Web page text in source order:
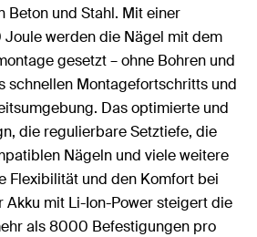
Beton und Stahl. Mit einer
Joule werden die Nägel mit dem
gesetzt – ohne Bohren und
schnellen Montagefortschritts und
Das optimierte und
die regulierbare Setztiefe, die
Nägeln und viele weitere
Flexibilität und den Komfort bei
Akku mit Li-Ion-Power steigert die
als 8000 Befestigungen pro